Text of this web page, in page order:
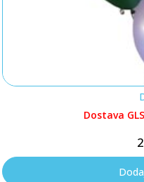
Dostava